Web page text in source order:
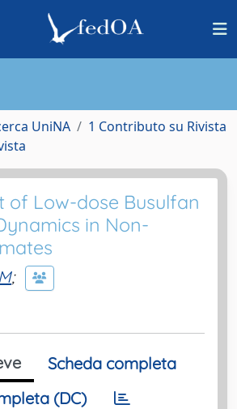
UniNA
1 Contributo su Rivista
of Low-dose Busulfan
in Non-
;
Scheda completa
(DC)